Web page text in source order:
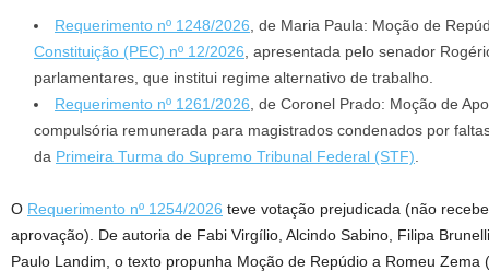
Requerimento nº 1248/2026 , de Maria Paula: Moção de
Constituição (PEC) nº 12/2026 , apresentada pelo senador
parlamentares, que institui regime alternativo de trabalho.
Requerimento nº 1261/2026 , de Coronel Prado: Moção de
compulsória remunerada para magistrados condenados por
da Primeira Turma do Supremo Tribunal Federal (STF)
O Requerimento nº 1254/2026 teve votação prejudicada (não
aprovação). De autoria de Fabi Virgílio, Alcindo Sabino, Filipa
Paulo Landim, o texto propunha Moção de Repúdio a Romeu